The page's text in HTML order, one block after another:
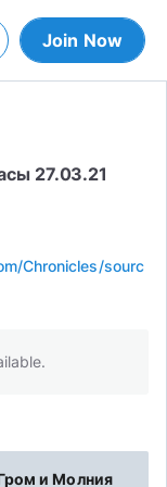
Join Now
27.03.21
Chronicles/sourc
и Молния